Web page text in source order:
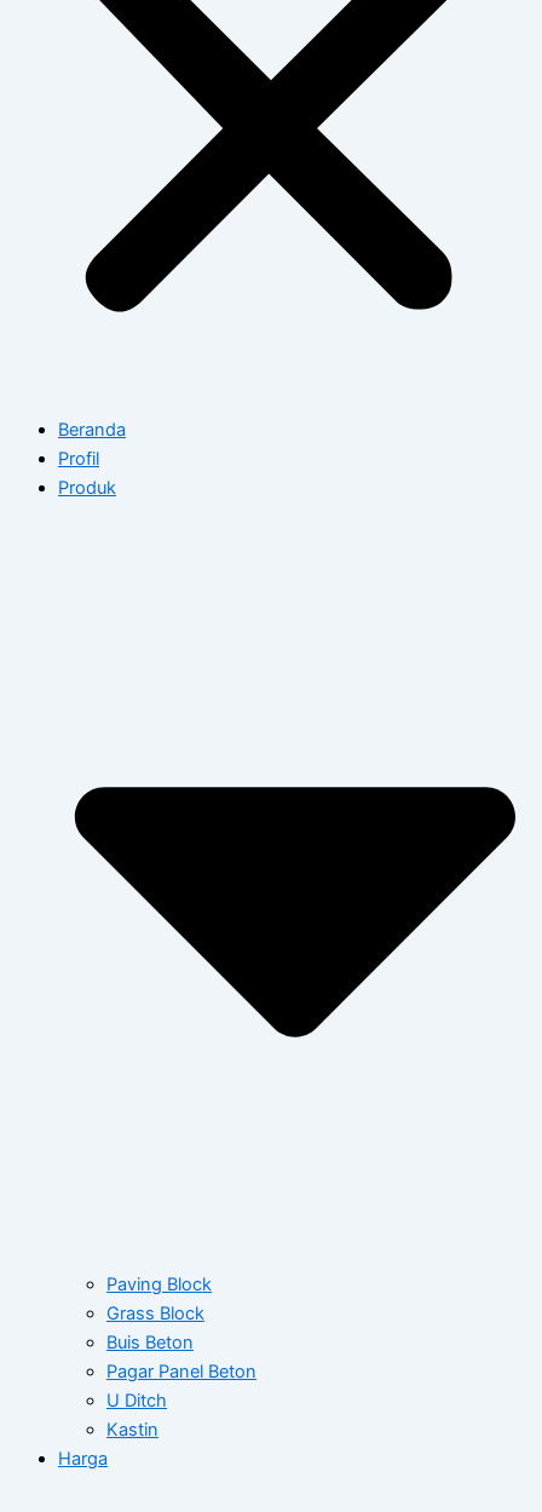
Beranda
Profil
Produk
Paving Block
Grass Block
Buis Beton
Pagar Panel Beton
U Ditch
Kastin
Harga